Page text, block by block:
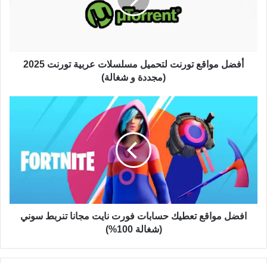
أفضل مواقع تورنت لتحميل مسلسلات عربية تورنت 2025
(مجددة و شغالة)
افضل مواقع تعطيك حسابات فورت نايت مجانا تنربط سوني
(شغالة 100%)